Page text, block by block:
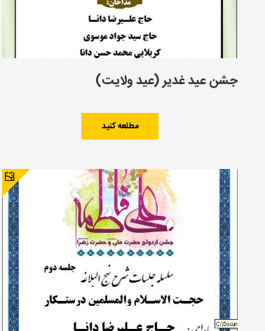
جشن عید غدیر (عید ولایت)
مطلعه کنید